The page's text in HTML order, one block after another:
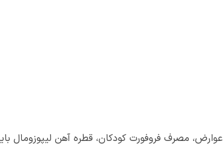
مصرف فروفورت کودکان، قطره آهن لیپوزومال